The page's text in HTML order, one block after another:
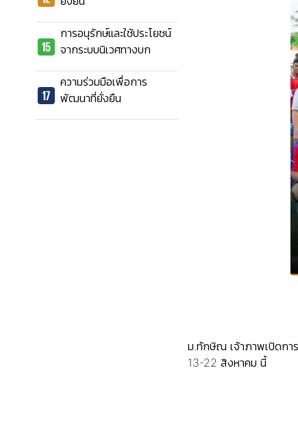
การอนุรักษ์และใช้ประโยชน์
จากระบบนิเวศทางบก
ความร่วมมือเพื่อการ
พัฒนาที่ยั่งยืน
ม.ทักษิณ เจ้าภาพเปิดกา
13-22 สิงหาคม นี้